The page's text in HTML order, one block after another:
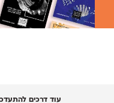
עוד דרכים